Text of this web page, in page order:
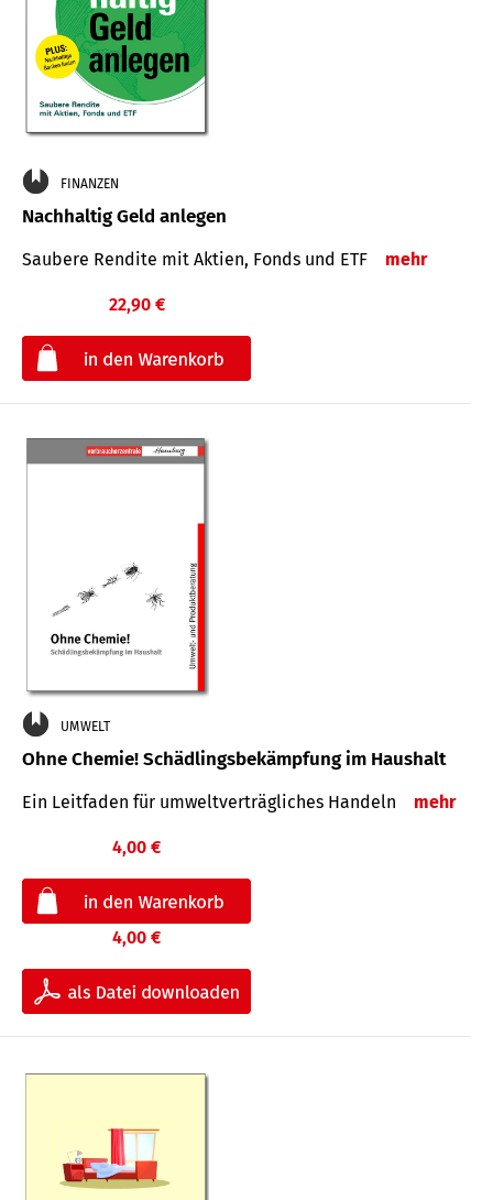
FINANZEN
Nachhaltig Geld anlegen
Saubere Rendite mit Aktien, Fonds und ETF mehr
22,90 €
UMWELT
Ohne Chemie! Schädlingsbekämpfung im Haushalt
Ein Leitfaden für um­welt­ver­träg­liches Han­deln mehr
4,00 €
4,00 €